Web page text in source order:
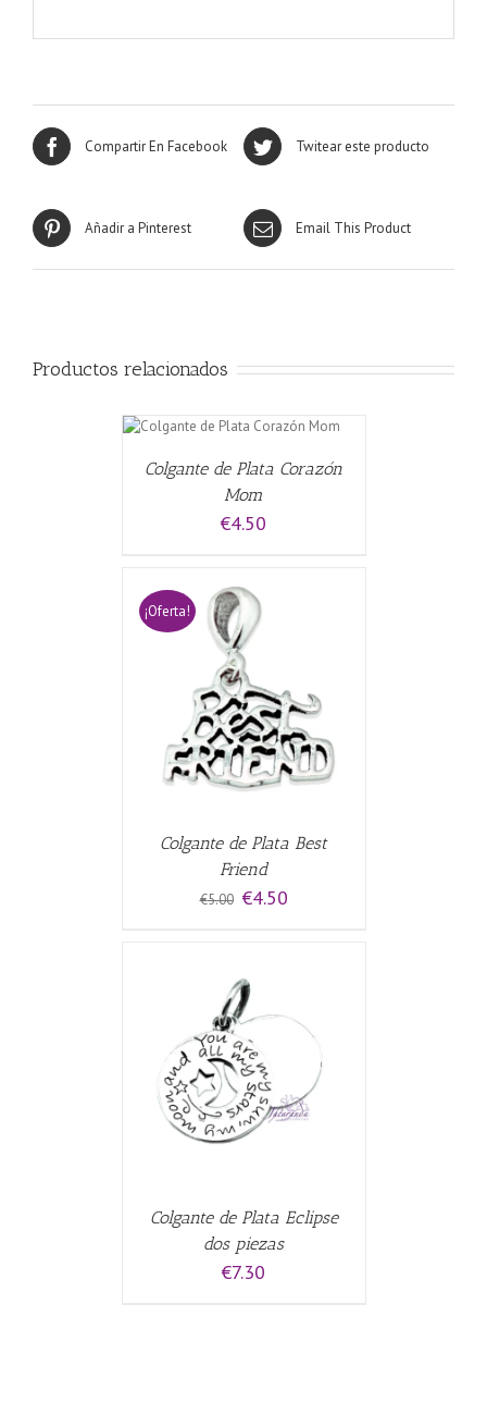
Compartir En Facebook Twitear este producto
Añadir a Pinterest Email This Product
Productos relacionados
Colgante de Plata Corazón
Mom
€4.50
¡Oferta!
Colgante de Plata Best
Friend
€5.00 El
€5.00.
€4.50El
Colgante de Plata Eclipse
dos piezas
€7.30